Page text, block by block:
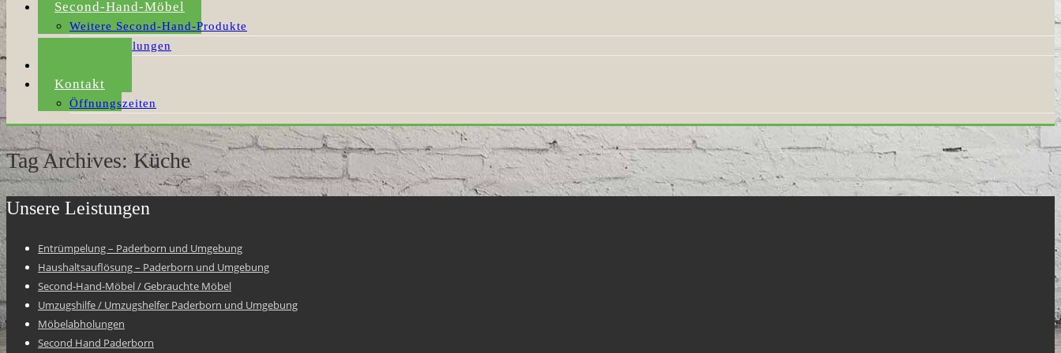
Second-Hand-Möbel
Weitere Second-Hand-Produkte
Möbelabholungen
Kontakt
Öffnungszeiten
Tag Archives: Küche
Unsere Leistungen
Entrümpelung – Paderborn und Umgebung
Haushaltsauflösung – Paderborn und Umgebung
Second-Hand-Möbel / Gebrauchte Möbel
Umzugshilfe / Umzugshelfer Paderborn und Umgebung
Möbelabholungen
Second Hand Paderborn